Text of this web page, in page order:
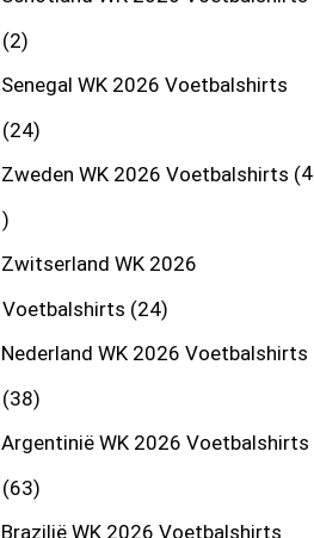
2
Senegal WK 2026 Voetbalshirts
24
Zweden WK 2026 Voetbalshirts 4
Zwitserland WK 2026
Voetbalshirts 24
Nederland WK 2026 Voetbalshirts
38
Argentinië WK 2026 Voetbalshirts
63
Brazilië WK 2026 Voetbalshirts